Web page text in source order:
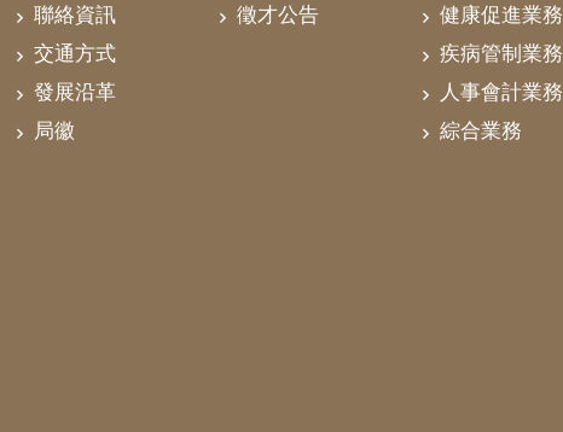
聯絡資訊
交通方式
發展沿革
局徽
徵才公告
健康促進業務
疾病管制業務
人事會計業務
綜合業務